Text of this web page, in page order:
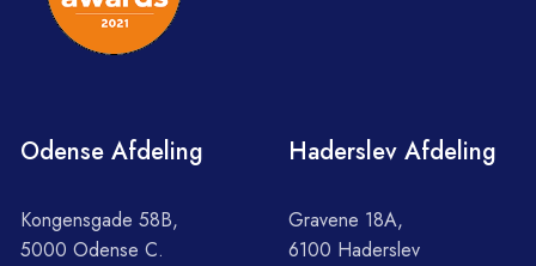
Odense Afdeling
Kongensgade 58B,
5000 Odense C.
Haderslev Afdeling
Gravene 18A,
6100 Haderslev